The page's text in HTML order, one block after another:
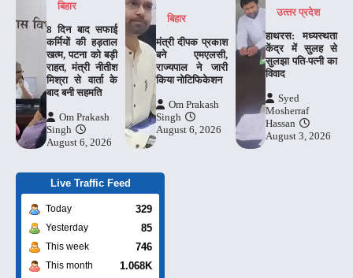
बिहार
8 दिन बाद सफाई
कर्मियों की हड़ताल
खत्म, पटना को बड़ी
राहत, मंत्री नीतीश
मिश्रा से वार्ता के
बाद बनी सहमति
Om Prakash
Singh
August 6, 2026
बिहार
मंत्री दीपक प्रकाश
बने एमएलसी,
राज्यपाल ने जारी
किया नोटिफिकेशन
Om Prakash
Singh
August 6, 2026
उत्‍तर प्रदेश
हाथरस: मध्यस्थता
केंद्र में सुलह से
सुलझा पति-पत्नी का
विवाद
Syed
Mosherraf
Hassan
August 3, 2026
Live Traffic Feed
Today 329
Yesterday 85
This week 746
This month 1.068K